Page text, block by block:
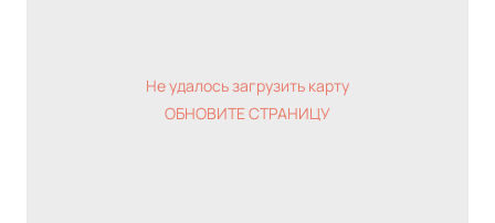
Не удалось загрузить карту
ОБНОВИТЕ СТРАНИЦУ